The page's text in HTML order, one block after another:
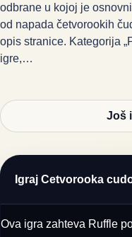
odbrane u kojoj je
od napada četvorookih
opis stranice. Kategorija
igre,…
Još
Igraj Cetvorooka
Ova igra zahteva Ruffle